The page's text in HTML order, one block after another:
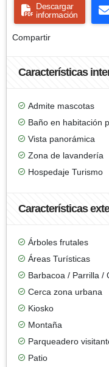
Descargar
información
Compartir
Características
Admite mascotas
Baño en habitación
Vista panorámica
Zona de lavandería
Hospedaje Turismo
Características
Árboles frutales
Áreas Turísticas
Barbacoa / Parrilla /
Cerca zona urbana
Kiosko
Montaña
Parqueadero
Patio